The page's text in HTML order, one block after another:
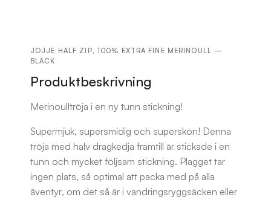
JOJJE HALF ZIP, 100% EXTRA FINE MERINOULL —
BLACK
Produktbeskrivning
Merinoulltröja i en ny tunn stickning!
Supermjuk, supersmidig och superskön! Denna
tröja med halv dragkedja framtill är stickade i en
tunn och mycket följsam stickning. Plagget tar
ingen plats, så optimal att packa med på alla
äventyr, om det så är i vandringsryggsäcken eller